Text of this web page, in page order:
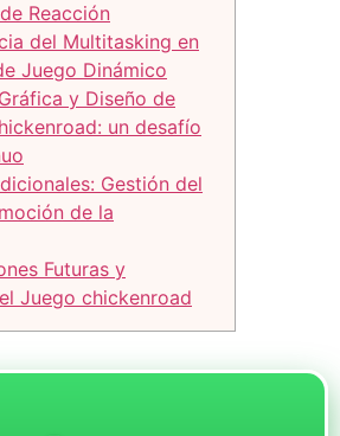
Reacción
del Multitasking en
Juego Dinámico
y Diseño de
un desafío
Gestión del
de la
Futuras y
Juego chickenroad